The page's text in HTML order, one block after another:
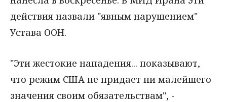
действия назвали "явным нарушением"
Устава ООН.
"Эти жестокие нападения... показывают,
что режим США не придает ни малейшего
значения своим обязательствам", -